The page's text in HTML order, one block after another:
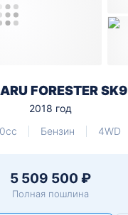
FORESTER SK9
2018 год
Бензин 4WD
5 509 500 ₽
Полная пошлина